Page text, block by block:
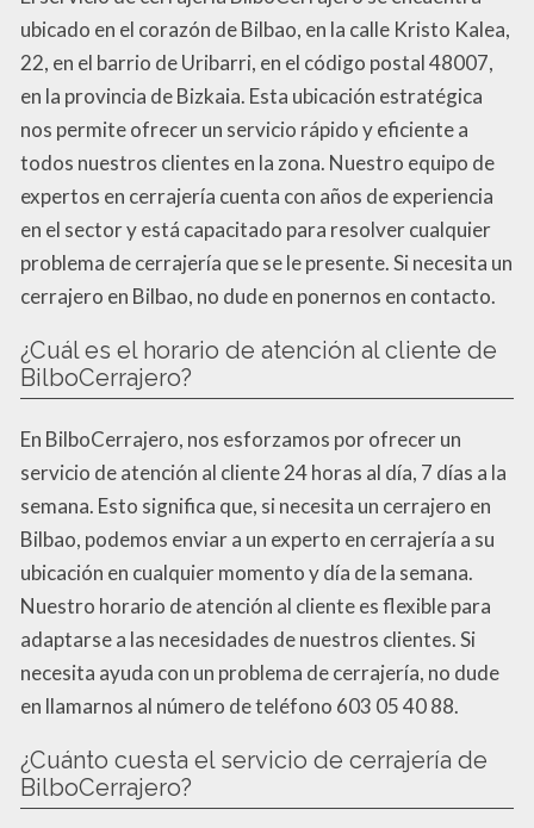
ubicado en el corazón de Bilbao, en la calle Kristo Kalea,
22, en el barrio de Uribarri, en el código postal 48007,
en la provincia de Bizkaia. Esta ubicación estratégica
nos permite ofrecer un servicio rápido y eficiente a
todos nuestros clientes en la zona. Nuestro equipo de
expertos en cerrajería cuenta con años de experiencia
en el sector y está capacitado para resolver cualquier
problema de cerrajería que se le presente. Si necesita un
cerrajero en Bilbao, no dude en ponernos en contacto.
¿Cuál es el horario de atención al cliente de
BilboCerrajero?
En BilboCerrajero, nos esforzamos por ofrecer un
servicio de atención al cliente 24 horas al día, 7 días a la
semana. Esto significa que, si necesita un cerrajero en
Bilbao, podemos enviar a un experto en cerrajería a su
ubicación en cualquier momento y día de la semana.
Nuestro horario de atención al cliente es flexible para
adaptarse a las necesidades de nuestros clientes. Si
necesita ayuda con un problema de cerrajería, no dude
en llamarnos al número de teléfono 603 05 40 88.
¿Cuánto cuesta el servicio de cerrajería de
BilboCerrajero?